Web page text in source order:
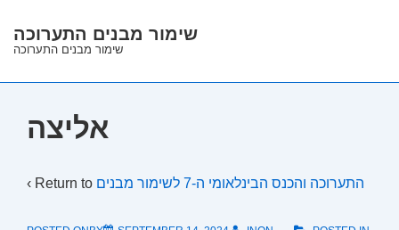
Skip
Main
שימור מבנים התערוכה
שימור מבנים התערוכה
אליצה
‹ Return to התערוכה והכנס הבינלאומי ה-7 לשימור מבנים